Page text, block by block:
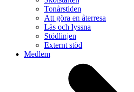
Tonårstiden
Att göra en återresa
Läs och lyssna
Stödlinjen
Externt stöd
Medlem